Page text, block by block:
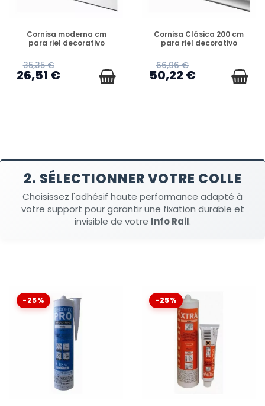
DISPONIBLE
Cornisa moderna cm
para riel decorativo
35,35 €
26,51 €
DISPONIBLE
Cornisa Clásica 200 cm
para riel decorativo
66,96 €
50,22 €
2. SÉLECTIONNER VOTRE COLLE
Choisissez l'adhésif haute performance adapté à
votre support pour garantir une fixation durable et
invisible de votre Info Rail.
-25% -25%